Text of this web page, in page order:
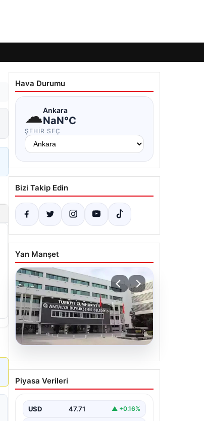
Hava Durumu
☁Ankara
NaN°C
ŞEHIR SEÇ
Bizi Takip Edin
Yan Manşet
Antalya’daki yolsuzluk
soruşturmasında iki yeni
Piyasa Verileri
USD 47.71 ▲ +0.16%